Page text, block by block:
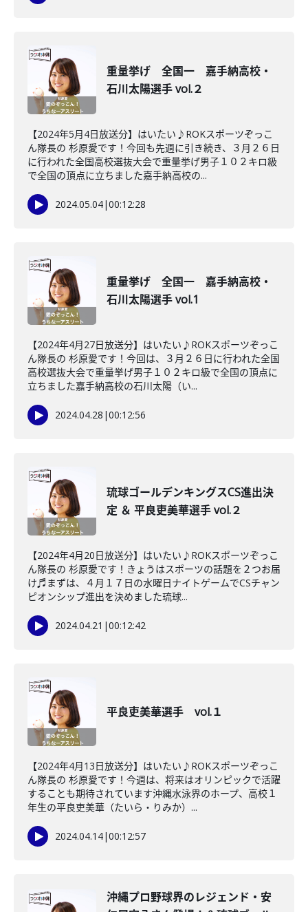
重量挙げ 全国一 嘉手納高校・
石川太陽選手 vol.２
【2024年5月4日放送分】はいたい♪ROKスポーツぞっこ
ん隊長の 杉原愛です！今回も先週に引き続き、３月２６日
に行われた全国高校選抜大会で重量挙げ男子１０２キロ級
で全国の頂点に立ちました嘉手納高校の...
2024.05.04|00:12:28
重量挙げ 全国一 嘉手納高校・
石川太陽選手 vol.1
【2024年4月27日放送分】はいたい♪ROKスポーツぞっこ
ん隊長の 杉原愛です！今回は、３月２６日に行われた全国
高校選抜大会で重量挙げ男子１０２キロ級で全国の頂点に
立ちました嘉手納高校の石川太陽（い...
2024.04.28 |00:12:56
琉球ゴールデンキングスCS進出決
定 ＆ 平良吏美華選手 vol.２
【2024年4月20日放送分】はいたい♪ROKスポーツぞっこ
ん隊長の 杉原愛です！きょうはスポーツの話題を２つお届
け♬まずは、４月１７日の水曜日ナイトゲームでCSチャン
ピオンシップ進出を決めました琉球...
2024.04.21 |00:12:42
平良吏美華選手 vol.１
【2024年4月13日放送分】はいたい♪ROKスポーツぞっこ
ん隊長の 杉原愛です！今週は、将来はオリンピックで活躍
することも期待されています沖縄水泳界のホープ、高校１
年生の平良吏美華（たいら・りみか）...
2024.04.14|00:12:57
沖縄プロ野球界のレジェンド・安